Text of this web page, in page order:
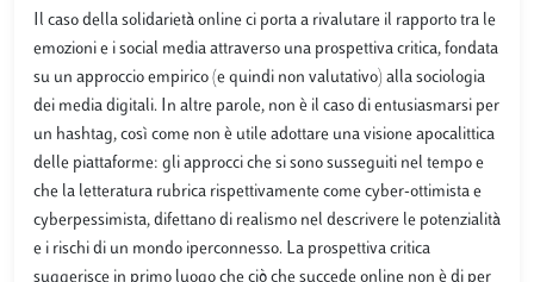
Il caso della solidarietà online ci porta a rivalutare il rapporto tra le
emozioni e i social media attraverso una prospettiva critica, fondata
su un approccio empirico (e quindi non valutativo) alla sociologia
dei media digitali. In altre parole, non è il caso di entusiasmarsi per
un hashtag, così come non è utile adottare una visione apocalittica
delle piattaforme: gli approcci che si sono susseguiti nel tempo e
che la letteratura rubrica rispettivamente come cyber-ottimista e
cyberpessimista, difettano di realismo nel descrivere le potenzialità
e i rischi di un mondo iperconnesso. La prospettiva critica
suggerisce in primo luogo che ciò che succede online non è di per